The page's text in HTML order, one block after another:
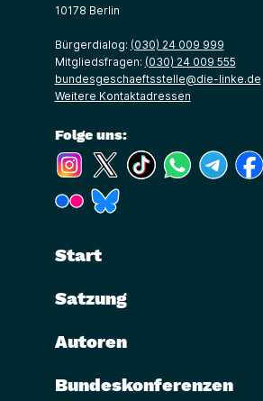
10178 Berlin
Bürgerdialog: (030) 24 009 999
Mitgliedsfragen: (030) 24 009 555
bundesgeschaeftsstelle@die-linke.de
Weitere Kontaktadressen
Folge uns:
(Link öffnet ein neues Fenster)
(Link öffnet ein neues
(Link öffnet ein
(Link öffnet
(Link
(Link öffnet ein neues Fenster)
Start
Satzung
Autoren
Bundeskonferenzen